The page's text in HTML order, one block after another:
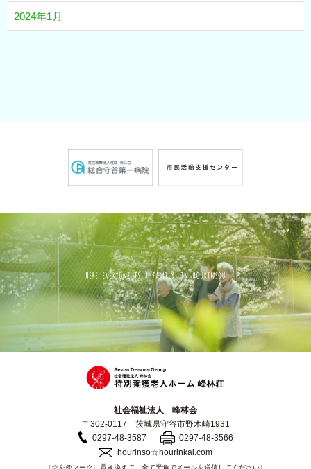
2024年1月
社会福祉法人 峰林会
〒302-0117 茨城県守谷市野木崎1931
0297-48-3587
0297-48-3566
hourinso☆hourinkai.com